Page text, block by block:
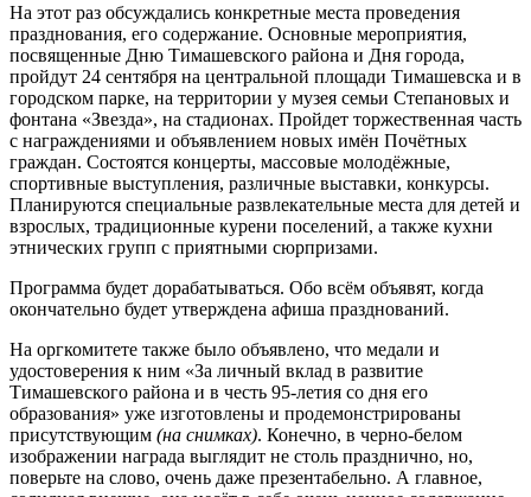
На этот раз обсуждались конкретные места проведения
празднования, его содержание. Основные мероприятия,
посвященные Дню Тимашевского района и Дня города,
пройдут 24 сентября на центральной площади Тимашевска и в
городском парке, на территории у музея семьи Степановых и
фонтана «Звезда», на стадионах. Пройдет торжественная часть
с награждениями и объявлением новых имён Почётных
граждан. Состоятся концерты, массовые молодёжные,
спортивные выступления, различные выставки, конкурсы.
Планируются специальные развлекательные места для детей и
взрослых, традиционные курени поселений, а также кухни
этнических групп с приятными сюрпризами.
Программа будет дорабатываться. Обо всём объявят, когда
окончательно будет утверждена афиша празднований.
На оргкомитете также было объявлено, что медали и
удостоверения к ним «За личный вклад в развитие
Тимашевского района и в честь 95-летия со дня его
образования» уже изготовлены и продемонстрированы
присутствующим (на снимках). Конечно, в черно-белом
изображении награда выглядит не столь празднично, но,
поверьте на слово, очень даже презентабельно. А главное,